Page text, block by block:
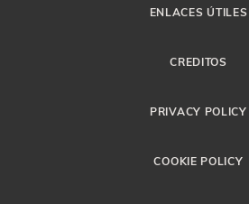
ENLACES ÚTILES
CREDITOS
PRIVACY POLICY
COOKIE POLICY